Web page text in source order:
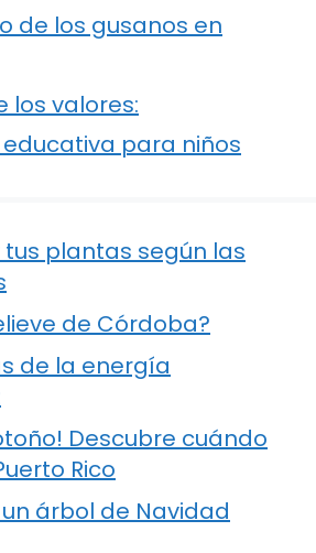
de los gusanos en
los valores:
para niños
plantas según las
de Córdoba?
de la energía
Descubre cuándo
Rico
árbol de Navidad